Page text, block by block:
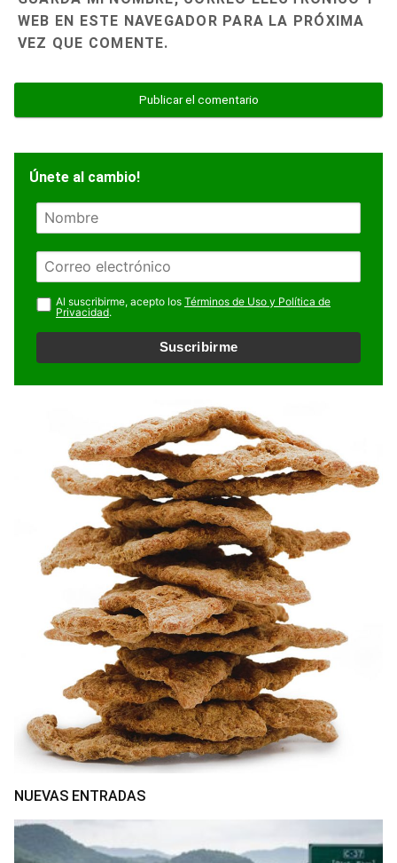
WEB EN ESTE NAVEGADOR PARA LA PRÓXIMA
VEZ QUE COMENTE.
Únete al cambio!
N
r
e
E
m
a
i
l
Al suscribirme, acepto los Términos de Uso y Política de
Privacidad.
Suscribirme
NUEVAS ENTRADAS